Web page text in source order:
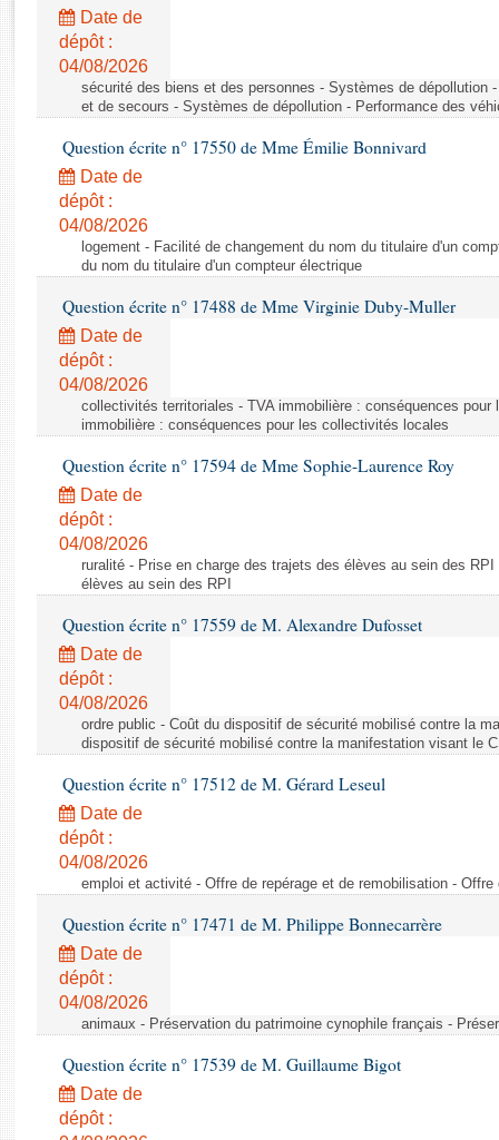
Rapports législatifs
Rapports sur l'application des lois
Baromètre de l’application des lois
Dossiers législatifs
Budget et sécurité sociale
Questions écrites et orales
Comptes rendus des débats
Date de
dépôt :
04/08/2026
sécurité des biens et des personnes - Systèmes de dépollution
et de secours - Systèmes de dépollution - Performance des
Question écrite n° 17550 de Mme Émilie Bonnivard
Date de
dépôt :
04/08/2026
logement - Facilité de changement du nom du titulaire d'un
du nom du titulaire d'un compteur électrique
Question écrite n° 17488 de Mme Virginie Duby-Muller
Date de
dépôt :
04/08/2026
collectivités territoriales - TVA immobilière : conséquences
immobilière : conséquences pour les collectivités locales
Question écrite n° 17594 de Mme Sophie-Laurence Roy
Date de
dépôt :
04/08/2026
ruralité - Prise en charge des trajets des élèves au sein des
élèves au sein des RPI
Question écrite n° 17559 de M. Alexandre Dufosset
Date de
dépôt :
04/08/2026
ordre public - Coût du dispositif de sécurité mobilisé contre la
dispositif de sécurité mobilisé contre la manifestation visant le
Question écrite n° 17512 de M. Gérard Leseul
Date de
dépôt :
04/08/2026
emploi et activité - Offre de repérage et de remobilisation -
Question écrite n° 17471 de M. Philippe Bonnecarrère
Date de
dépôt :
04/08/2026
animaux - Préservation du patrimoine cynophile français -
Question écrite n° 17539 de M. Guillaume Bigot
Date de
dépôt :